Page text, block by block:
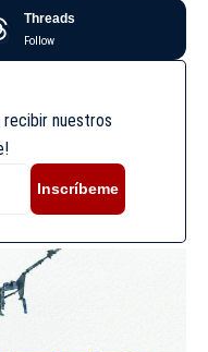
Threads
Follow
recibir nuestros
Inscríbeme